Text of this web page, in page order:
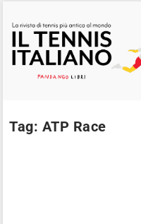
Tag: ATP Race